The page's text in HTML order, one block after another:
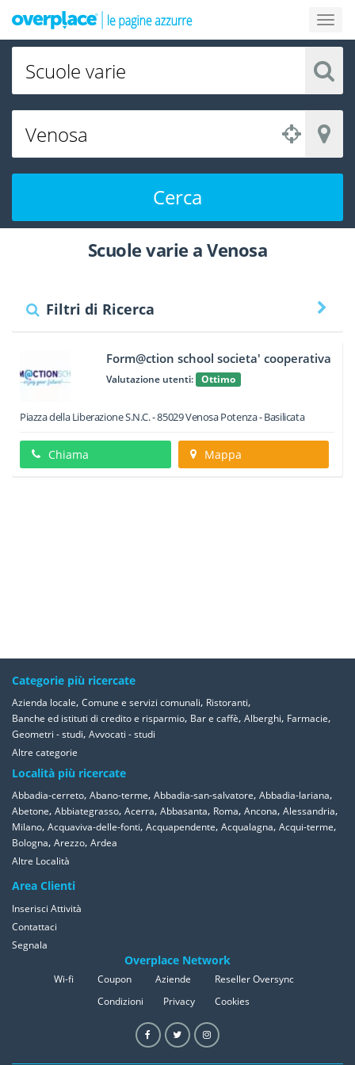
Cerca
Scuole varie a Venosa
Filtri di Ricerca
Form@ction school societa' cooperativa
Valutazione utenti: Ottimo
Piazza della Liberazione S.N.C.-85029VenosaPotenza -Basilicata
Chiama Mappa
Categorie più ricercate
Azienda locale, Comune e servizi comunali, Ristoranti,
Banche ed istituti di credito e risparmio, Bar e caffè, Alberghi, Farmacie,
Geometri - studi, Avvocati - studi
Altre categorie
Località più ricercate
Abbadia-cerreto, Abano-terme, Abbadia-san-salvatore, Abbadia-lariana,
Abetone, Abbiategrasso, Acerra, Abbasanta, Roma, Ancona, Alessandria,
Milano, Acquaviva-delle-fonti, Acquapendente, Acqualagna, Acqui-terme,
Bologna, Arezzo, Ardea
Altre Località
Area Clienti
Inserisci Attività
Contattaci
Segnala
Overplace Network
Wi-fi Coupon Aziende
Reseller Oversync
Condizioni
Privacy Cookies